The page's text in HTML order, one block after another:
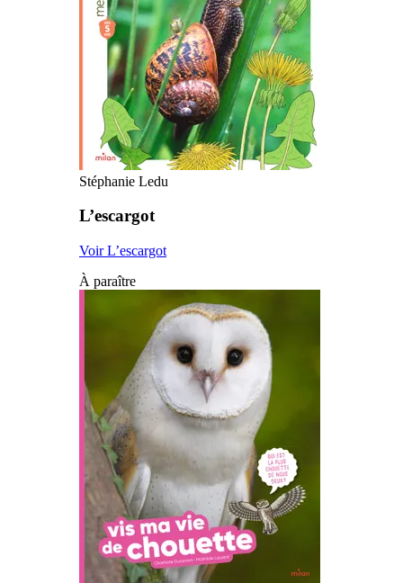
Stéphanie Ledu
L’escargot
Voir L’escargot
À paraître